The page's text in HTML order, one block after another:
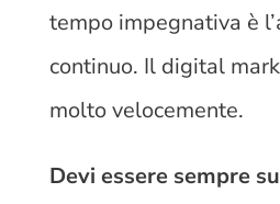
tempo impegnativa è
continuo. Il digital
molto velocemente.
Devi essere sempre